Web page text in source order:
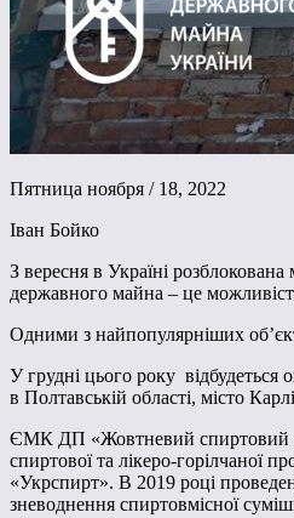
Пятница ноября / 18, 2022
Іван Бойко
З вересня в Україні
державного майна – це
Одними з найпопулярніших
У грудні цього року
в Полтавській області, місто
ЄМК ДП «Жовтневий спиртовий
спиртової та лікеро-горілчаної
«Укрспирт». В 2019 році
зневоднення спиртовмісної